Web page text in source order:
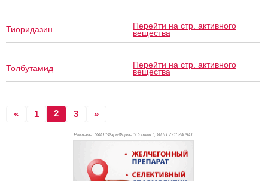
Тиоридазин Перейти на стр. активного
вещества
Толбутамид Перейти на стр. активного
вещества
« 1 2 3 »
Реклама. ЗАО "ФармФирма "Сотекс", ИНН 7715240941